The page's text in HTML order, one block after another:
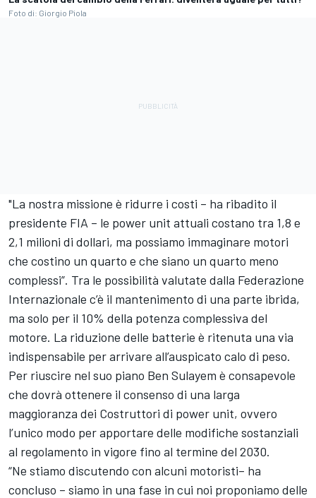
Foto di: Giorgio Piola
"La nostra missione è ridurre i costi – ha ribadito il
presidente FIA – le power unit attuali costano tra 1,8 e
2,1 milioni di dollari, ma possiamo immaginare motori
che costino un quarto e che siano un quarto meno
complessi”. Tra le possibilità valutate dalla Federazione
Internazionale c’è il mantenimento di una parte ibrida,
ma solo per il 10% della potenza complessiva del
motore. La riduzione delle batterie è ritenuta una via
indispensabile per arrivare all’auspicato calo di peso.
Per riuscire nel suo piano Ben Sulayem è consapevole
che dovrà ottenere il consenso di una larga
maggioranza dei Costruttori di power unit, ovvero
l’unico modo per apportare delle modifiche sostanziali
al regolamento in vigore fino al termine del 2030.
“Ne stiamo discutendo con alcuni motoristi– ha
concluso – siamo in una fase in cui noi proponiamo delle